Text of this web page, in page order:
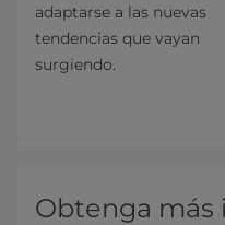
adaptarse a las nuevas
tendencias que vayan
surgiendo.
Obtenga más